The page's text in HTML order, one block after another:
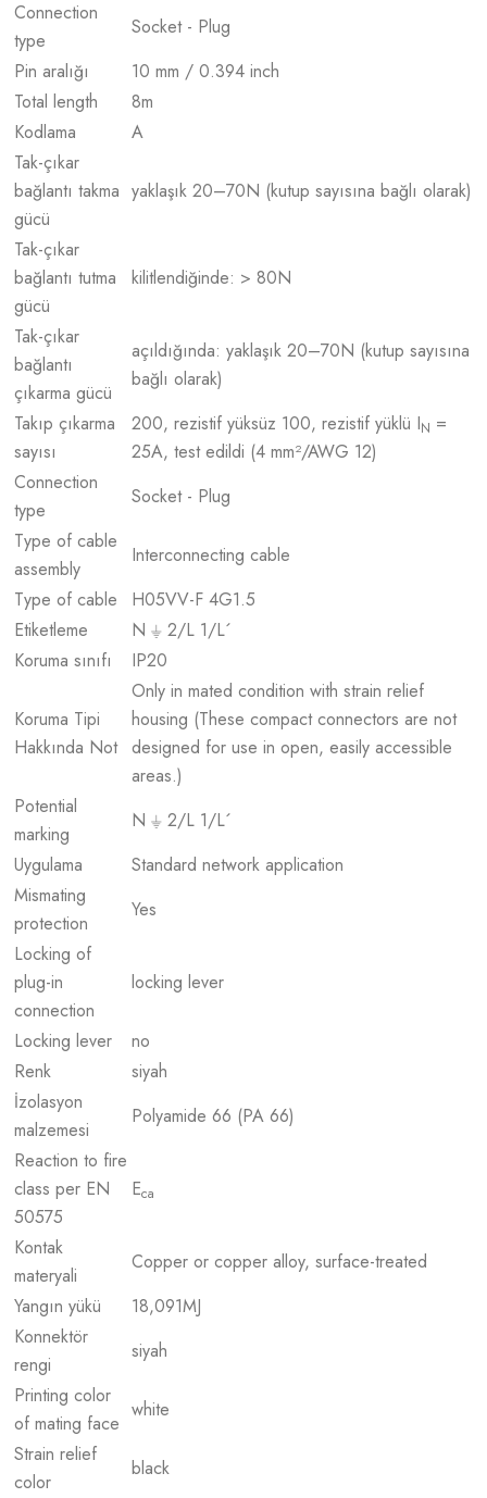
Connection
type
Socket - Plug
Pin aralığı
10 mm / 0.394 inch
Total length
8m
Kodlama
A
Tak-çıkar
bağlantı takma
gücü
yaklaşık 20–70N (kutup sayısına bağlı olarak)
Tak-çıkar
bağlantı tutma
gücü
kilitlendiğinde: > 80N
Tak-çıkar
bağlantı
çıkarma gücü
açıldığında: yaklaşık 20–70N (kutup sayısına
bağlı olarak)
Takıp çıkarma
sayısı
200, rezistif yüksüz 100, rezistif yüklü IN =
25A, test edildi (4 mm²/AWG 12)
Connection
type
Socket - Plug
Type of cable
assembly
Interconnecting cable
Type of cable
H05VV-F 4G1.5
Etiketleme
N ⏚ 2/L 1/L´
Koruma sınıfı
IP20
Koruma Tipi
Hakkında Not
Only in mated condition with strain relief
housing (These compact connectors are not
designed for use in open, easily accessible
areas.)
Potential
marking
N ⏚ 2/L 1/L´
Uygulama
Standard network application
Mismating
protection
Yes
Locking of
plug-in
connection
locking lever
Locking lever
no
Renk
siyah
İzolasyon
malzemesi
Polyamide 66 (PA 66)
Reaction to fire
class per EN
50575
Eca
Kontak
materyali
Copper or copper alloy, surface-treated
Yangın yükü
18,091MJ
Konnektör
rengi
siyah
Printing color
of mating face
white
Strain relief
color
black